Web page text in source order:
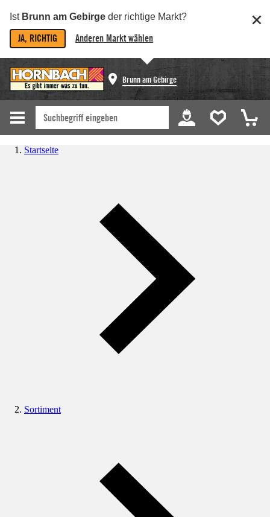
Ist Brunn am Gebirge der richtige Markt?
JA, RICHTIG Anderen Markt wählen
Brunn am Gebirge
Startseite
Sortiment